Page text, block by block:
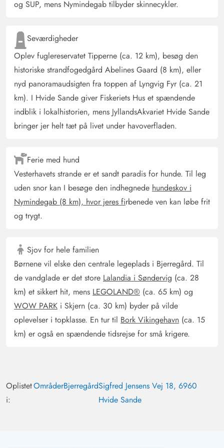
der er tænkt på så mange redskaber, som man selv ikke
og gryder er også af god kvalitet. Terrasseområdet er
rummeligt og ideelt til hundeejere, da det kan aflukkes.
Ligeledes er der mange siddepladser til afslappede
solrige timer på terrassen. Også den tilstødende
græsplæne med lille legeplads til børn er fantastisk. Et
meget smukt feriehus med god beliggenhed.
Indkøbsmarkedet er lige i nærheden og praktisk til
spontane indkøb.
Gast
Deutschland
AI Oversat (Se oprindelig)
Huset var fantastisk. Man følte sig straks hjemme. Efter
nogle dage fandt jeg tilfældigvis også mikrobølgeovnen.
;-)
Gast
Deutschland
AI Oversat
5 ud af 5
5 ud af 5
5 out of 5
26/04/2025
Det er et godt udstyret hus. Vi manglede ingenting. Den
fantastiske terrasse var super i det flotte vejr. Vi kommer
bestemt tilbage til dette hus.
AI Oversat (Se oprindelig)
Huset er meget smukt. Kærligt dekoreret. I badeværelset
og SUP, mens Nymindegab tilbyder skinnecykler.
Seværdigheder
Oplev fuglereservatet Tipperne (ca. 12 km), besøg den
historiske strandfogedgård Abelines Gaard (8 km), eller
nyd panoramaudsigten fra toppen af Lyngvig Fyr (ca. 21
km). I Hvide Sande giver Fiskeriets Hus et spændende
indblik i lokalhistorien, mens JyllandsAkvariet Hvide Sande
bringer jer helt tæt på livet under havoverfladen.
Ferie med hund
Vesterhavets strande er et sandt paradis for hunde. Til leg
uden snor kan I besøge den indhegnede hundeskov i
Nymindegab (8 km), hvor jeres firbenede ven kan løbe frit
og trygt.
Sjov for hele familien
Børnene vil elske den centrale legeplads i Bjerregård. Til
de vandglade er det store Lalandia i Søndervig (ca. 28
km) et sikkert hit, mens LEGOLAND® (ca. 65 km) og
WOW PARK i Skjern (ca. 30 km) byder på vilde
oplevelser i topklasse. En tur til Bork Vikingehavn (ca. 15
km) er også en spændende tidsrejse for små krigere.
Oplistet
i:
OmråderBjerregårdSigfred Jensens Vej 18, 6960
Hvide Sande